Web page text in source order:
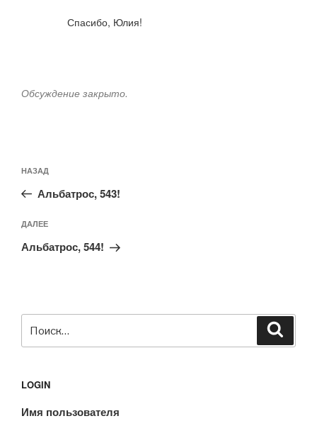
Спасибо, Юлия!
Обсуждение закрыто.
по
записям
Предыдущая
запись:
НАЗАД
Альбатрос, 543!
Следующая
запись
ДАЛЕЕ
Альбатрос, 544!
LOGIN
Имя пользователя